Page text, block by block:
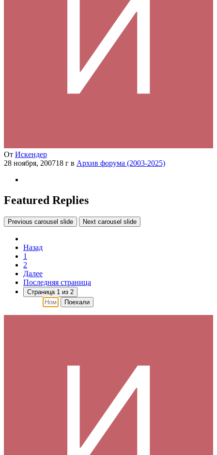
От Искендер
28 ноября, 200718 г в Архив форума (2003-2025)
Featured Replies
Previous carousel slide Next carousel slide
Назад
1
2
Далее
Последняя страница
Страница 1 из 2
Поехали